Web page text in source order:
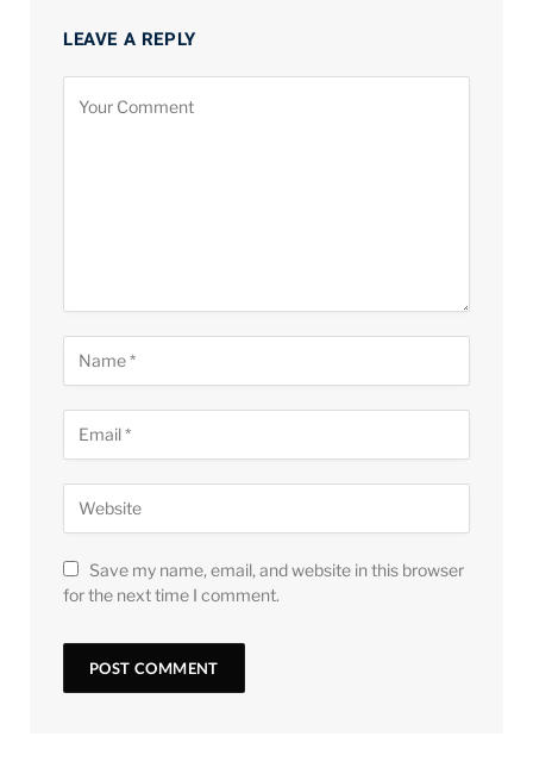
LEAVE A REPLY
Save my name, email, and website in this browser
for the next time I comment.